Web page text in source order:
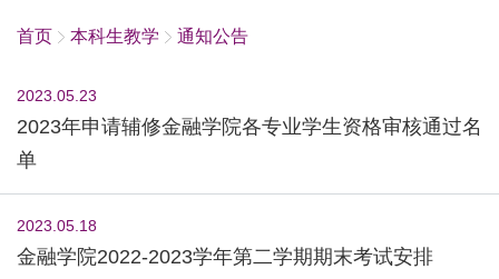
首页 本科生教学 通知公告
2023.05.23
2023年申请辅修金融学院各专业学生资格审核通过名
单
2023.05.18
金融学院2022-2023学年第二学期期末考试安排